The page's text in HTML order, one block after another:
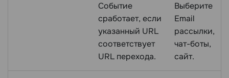
Событие
сработает, если
указанный URL
соответствует
URL перехода.
Выберите
Email
рассылки,
чат-боты,
сайт.